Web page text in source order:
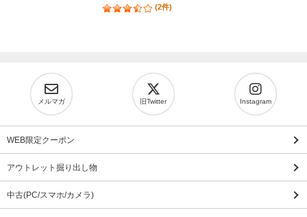
(2件)
メルマガ 旧Twitter Instagram
WEB限定クーポン
アウトレット掘り出し物
中古(PC/スマホ/カメラ)